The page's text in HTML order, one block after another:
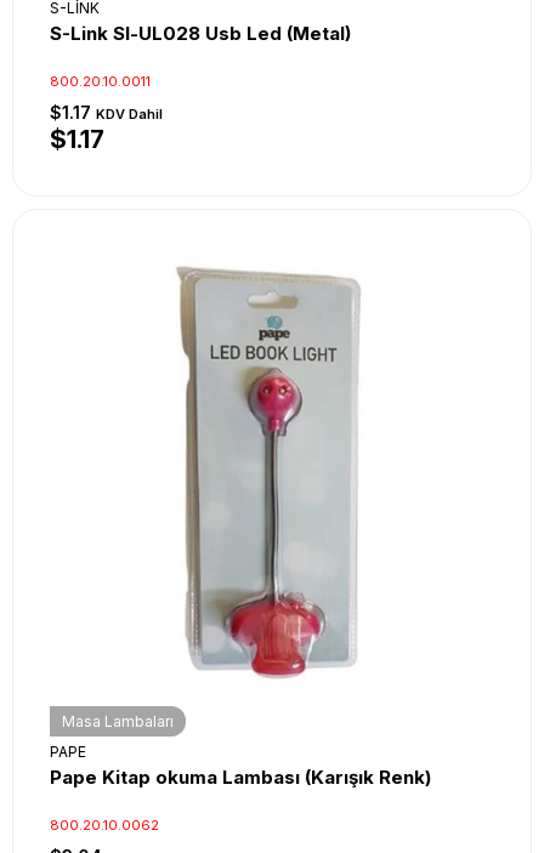
S-LİNK
S-Link Sl-UL028 Usb Led (Metal)
800.20.10.0011
$1.17 KDV Dahil
$1.17
Masa Lambaları
PAPE
Pape Kitap okuma Lambası (Karışık Renk)
800.20.10.0062